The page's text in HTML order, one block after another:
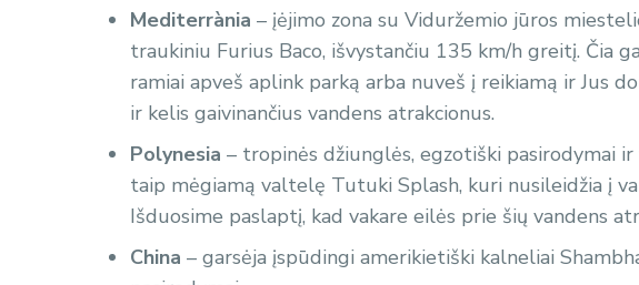
Mediterrània – įėjimo zona su Viduržemio jūros
traukiniu Furius Baco, išvystančiu 135 km/h greitį. Čia
ramiai apveš aplink parką arba nuveš į reikiamą ir Jus
ir kelis gaivinančius vandens atrakcionus.
Polynesia – tropinės džiunglės, egzotiški pasirodymai
taip mėgiamą valtelę Tutuki Splash, kuri nusileidžia į
Išduosime paslaptį, kad vakare eilės prie šių vandens
China – garsėja įspūdingi amerikietiški kalneliai